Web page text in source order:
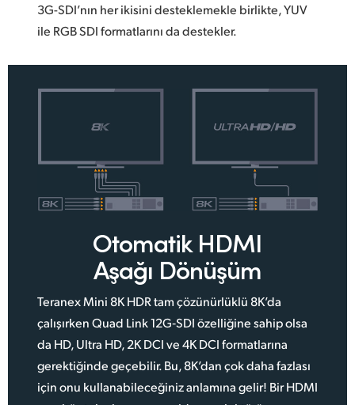
3G-SDI’nın her ikisini desteklemekle birlikte, YUV
ile RGB SDI formatlarını da destekler.
Otomatik HDMI
Aşağı Dönüşüm
Teranex Mini 8K HDR tam çözünürlüklü 8K’da
çalışırken Quad Link 12G‑SDI özelliğine sahip olsa
da HD, Ultra HD, 2K DCI ve 4K DCI formatlarına
gerektiğinde geçebilir. Bu, 8K’dan çok daha fazlası
için onu kullanabileceğiniz anlamına gelir! Bir HDMI